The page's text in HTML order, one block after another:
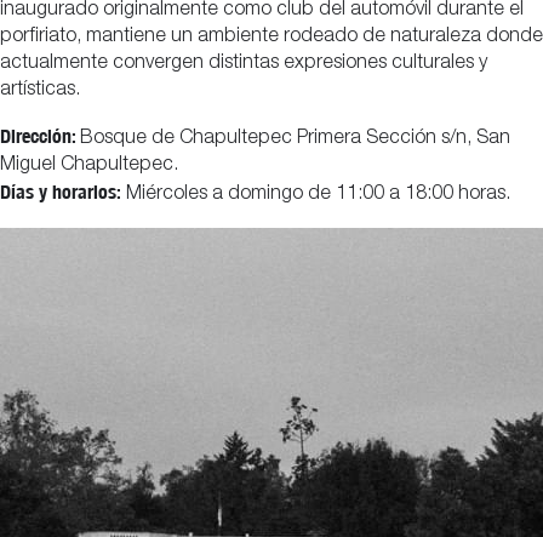
inaugurado originalmente como club del automóvil durante el
porfiriato, mantiene un ambiente rodeado de naturaleza donde
actualmente convergen distintas expresiones culturales y
artísticas.
Dirección: Bosque de Chapultepec Primera Sección s/n, San
Miguel Chapultepec.
Días y horarios: Miércoles a domingo de 11:00 a 18:00 horas.